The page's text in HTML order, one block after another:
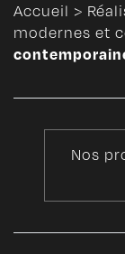
Accueil >
modernes et
Nos